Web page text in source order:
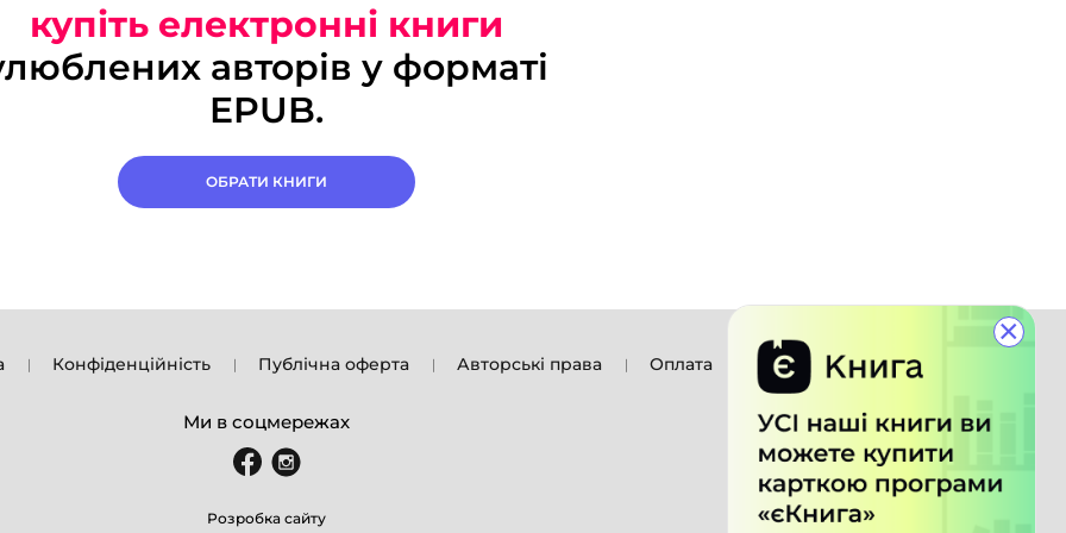
×
купіть електронні книги
авторів у форматі
EPUB.
ОБРАТИ КНИГИ
Конфіденційність Публічна оферта Авторські права Оплата
Ми в соцмережах
Розробка сайту